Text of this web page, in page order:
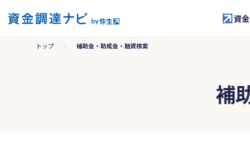
資
トップ 補助金・助成金・融資検索
補